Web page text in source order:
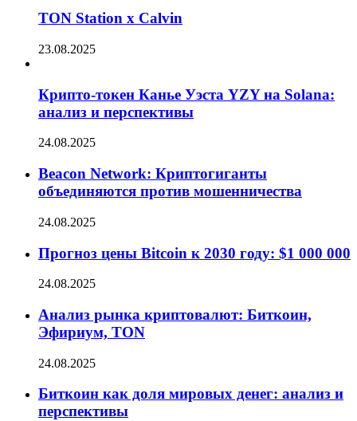
TON Station x Calvin
23.08.2025
Крипто-токен Канье Уэста YZY на Solana:
анализ и перспективы
24.08.2025
Beacon Network: Криптогиганты
объединяются против мошенничества
24.08.2025
Прогноз цены Bitcoin к 2030 году: $1 000 000
24.08.2025
Анализ рынка криптовалют: Биткоин,
Эфириум, TON
24.08.2025
Биткоин как доля мировых денег: анализ и
перспективы